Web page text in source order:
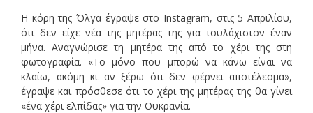
H κόρη της Όλγα έγραψε στο Instagram, στις 5 Απριλίου,
ότι δεν είχε νέα της μητέρας της για τουλάχιστον έναν
μήνα. Αναγνώρισε τη μητέρα της από το χέρι της στη
φωτογραφία. «Το μόνο που μπορώ να κάνω είναι να
κλαίω, ακόμη κι αν ξέρω ότι δεν φέρνει αποτέλεσμα»,
έγραψε και πρόσθεσε ότι το χέρι της μητέρας της θα γίνει
«ένα χέρι ελπίδας» για την Ουκρανία.